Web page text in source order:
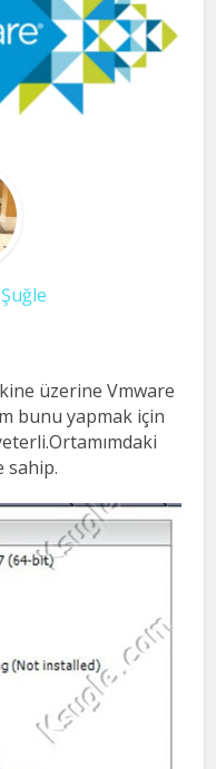
üzerine Vmware
bunu yapmak için
sahip.